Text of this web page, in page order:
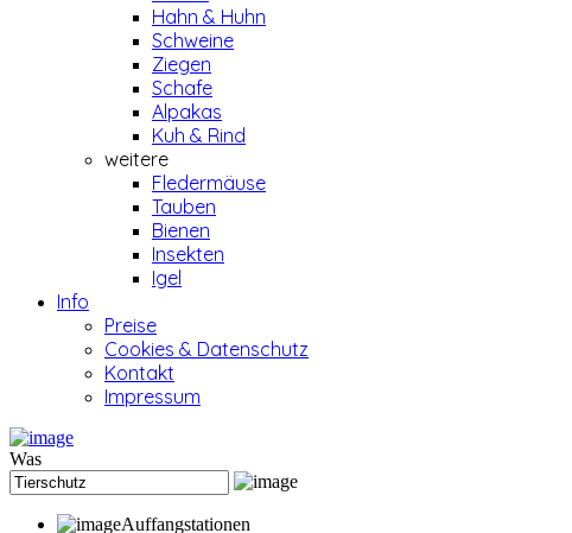
Hahn & Huhn
Schweine
Ziegen
Schafe
Alpakas
Kuh & Rind
weitere
Fledermäuse
Tauben
Bienen
Insekten
Igel
Info
Preise
Cookies & Datenschutz
Kontakt
Impressum
Was
Auffangstationen